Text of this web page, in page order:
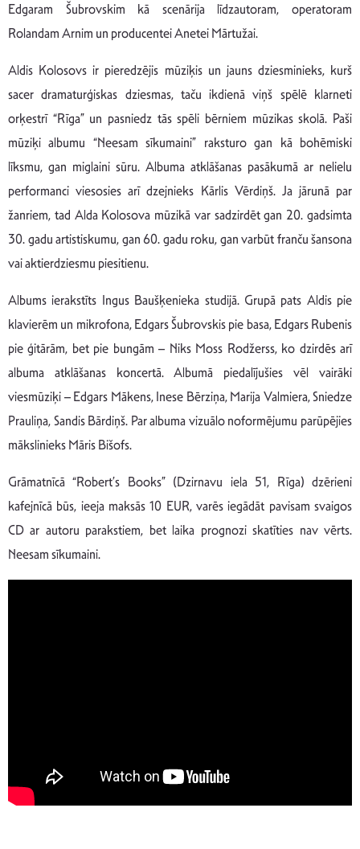
Edgaram Šubrovskim kā scenārija līdzautoram, operatoram
Rolandam Arnim un producentei Anetei Mārtužai.
Aldis Kolosovs ir pieredzējis mūziķis un jauns dziesminieks, kurš
sacer dramaturģiskas dziesmas, taču ikdienā viņš spēlē klarneti
orķestrī “Rīga” un pasniedz tās spēli bērniem mūzikas skolā. Paši
mūziķi albumu “Neesam sīkumaini” raksturo gan kā bohēmiski
līksmu, gan miglaini sūru. Albuma atklāšanas pasākumā ar nelielu
performanci viesosies arī dzejnieks Kārlis Vērdiņš. Ja jārunā par
žanriem, tad Alda Kolosova mūzikā var sadzirdēt gan 20. gadsimta
30. gadu artistiskumu, gan 60. gadu roku, gan varbūt franču šansona
vai aktierdziesmu piesitienu.
Albums ierakstīts Ingus Baušķenieka studijā. Grupā pats Aldis pie
klavierēm un mikrofona, Edgars Šubrovskis pie basa, Edgars Rubenis
pie ģitārām, bet pie bungām – Niks Moss Rodžerss, ko dzirdēs arī
albuma atklāšanas koncertā. Albumā piedalījušies vēl vairāki
viesmūziķi – Edgars Mākens, Inese Bērziņa, Marija Valmiera, Sniedze
Prauliņa, Sandis Bārdiņš. Par albuma vizuālo noformējumu parūpējies
mākslinieks Māris Bišofs.
Grāmatnīcā “Robert’s Books” (Dzirnavu iela 51, Rīga) dzērieni
kafejnīcā būs, ieeja maksās 10 EUR, varēs iegādāt pavisam svaigos
CD ar autoru parakstiem, bet laika prognozi skatīties nav vērts.
Neesam sīkumaini.